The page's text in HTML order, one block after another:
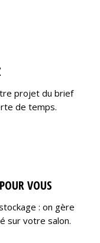
projet du brief
de temps.
VOUS
: on gère
sur votre salon.